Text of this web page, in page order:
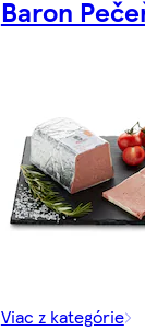
Baron
Viac z kategórie